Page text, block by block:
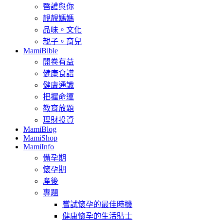
醫護與你
靚靚媽媽
品味。文化
親子。育兒
MamiBible
開卷有益
健康食譜
健康通識
把握命運
教育放題
理財投資
MamiBlog
MamiShop
MamiInfo
備孕期
懷孕期
產後
專題
嘗試懷孕的最佳時機
健康懷孕的生活貼士